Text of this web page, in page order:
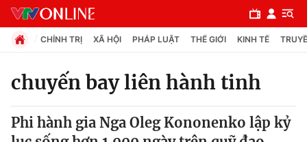
Chuyên mục
Chính trị
CHÍNH TRỊ XÃ HỘI PHÁP LUẬT THẾ GIỚI KINH TẾ
chuyến bay liên hành tinh
Phi hành gia Nga Oleg Kononenko lập kỷ